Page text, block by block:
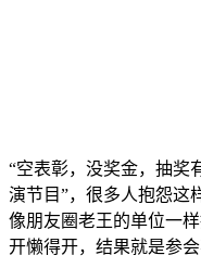
“空表彰，没奖金，抽奖
演节目”，很多人抱怨这
像朋友圈老王的单位一
开懒得开，结果就是参